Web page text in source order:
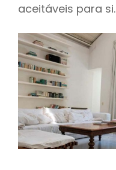
aceitáveis para si.